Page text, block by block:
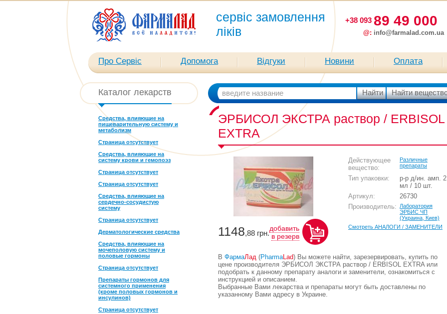
сервіс замовлення
ліків
+38 093 89 49 000
@: info@farmalad.com.ua
Про Сервіс Допомога Відгуки Новини Оплата
Каталог лекарств
Средства, влияющие на
пищеварительную систему и
метаболизм
Страница отсутствует
Средства, влияющие на
систему крови и гемопоэз
Страница отсутствует
Страница отсутствует
Средства, влияющие на
сердечно-сосудистую
систему
Страница отсутствует
Дерматологические средства
Средства, влияющие на
мочеполовую систему и
половые гормоны
Страница отсутствует
Препараты гормонов для
системного применения
(кроме половых гормонов и
инсулинов)
Страница отсутствует
ЭРБИСОЛ ЭКСТРА раствор / ERBISOL
EXTRA
1148,88 грн.
добавить
в резерв
Действующее
вещество:
Различные
препараты
Тип упаковки:
р-р д/ин. амп. 2
мл / 10 шт.
Артикул:
26730
Производитель:
Лаборатория
ЭРБИС ЧП
(Украина, Киев)
Смотреть АНАЛОГИ / ЗАМЕНИТЕЛИ
В ФармаЛад (PharmaLad) Вы можете найти, зарезервировать, купить по
цене производителя ЭРБИСОЛ ЭКСТРА раствор / ERBISOL EXTRA или
подобрать к данному препарату аналоги и заменители, ознакомиться с
инструкцией и описанием.
Выбранные Вами лекарства и препараты могут быть доставлены по
указанному Вами адресу в Украине.